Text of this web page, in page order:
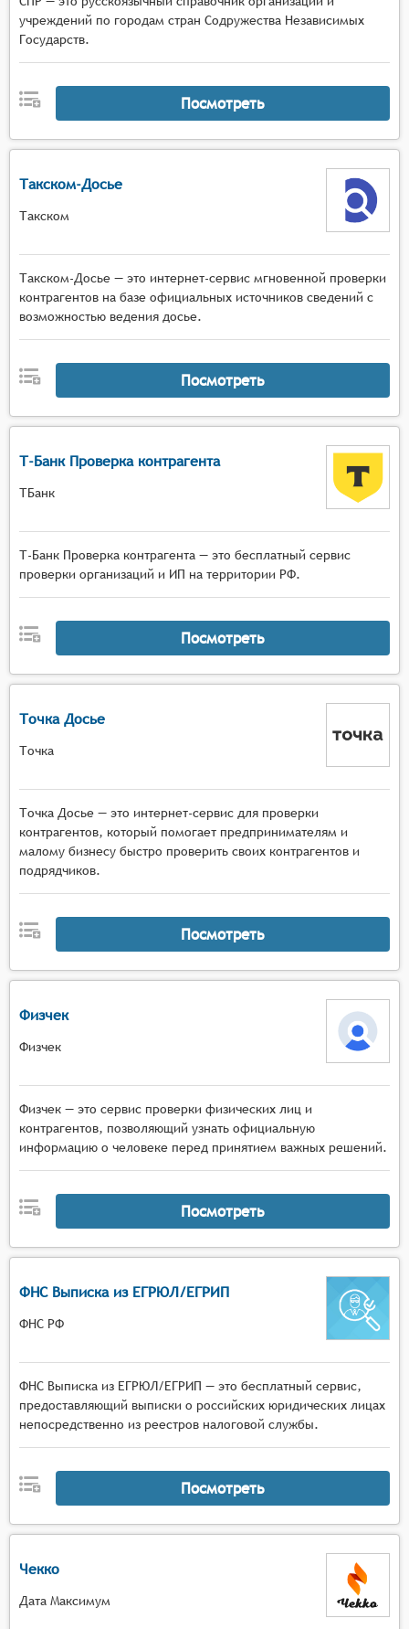
учреждений по городам стран Содружества Независимых
Государств.
Посмотреть
Такском-Досье
Такском
Такском-Досье — это интернет-сервис мгновенной проверки
контрагентов на базе официальных источников сведений с
возможностью ведения досье.
Посмотреть
Т-Банк Проверка контрагента
ТБанк
Т-Банк Проверка контрагента — это бесплатный сервис
проверки организаций и ИП на территории РФ.
Посмотреть
Точка Досье
Точка
Точка Досье — это интернет-сервис для проверки
контрагентов, который помогает предпринимателям и
малому бизнесу быстро проверить своих контрагентов и
подрядчиков.
Посмотреть
Физчек
Физчек
Физчек — это сервис проверки физических лиц и
контрагентов, позволяющий узнать официальную
информацию о человеке перед принятием важных решений.
Посмотреть
ФНС Выписка из ЕГРЮЛ/ЕГРИП
ФНС РФ
ФНС Выписка из ЕГРЮЛ/ЕГРИП — это бесплатный сервис,
предоставляющий выписки о российских юридических лицах
непосредственно из реестров налоговой службы.
Посмотреть
Чекко
Дата Максимум